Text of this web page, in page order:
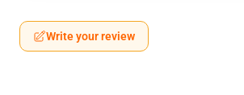
Write your review